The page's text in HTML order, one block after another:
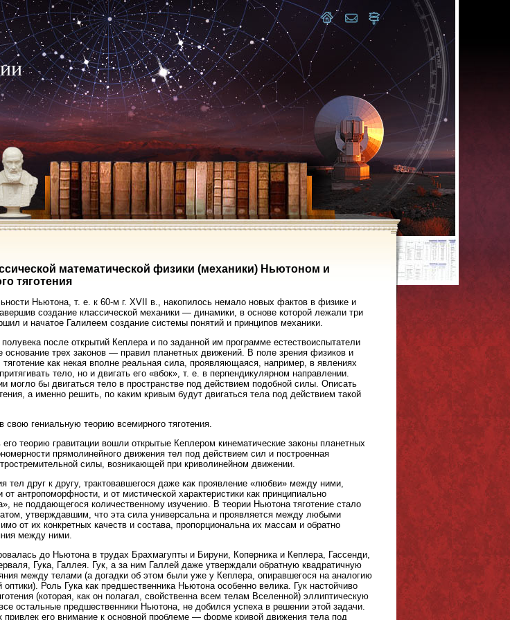
математической физики (механики) Ньютоном и
тяготения
Ньютона, т. е. к 60-м г. XVII в., накопилось немало новых фактов в физике и
создание классической механики — динамики, в основе которой лежали три
и начатое Галилеем создание системы понятий и принципов механики.
после открытий Кеплера и по заданной им программе естествоиспытатели
основание трех законов — правил планетных движений. В поле зрения физиков и
как некая вполне реальная сила, проявляющаяся, например, в явлениях
тело, но и двигать его «вбок», т. е. в перпендикулярном направлении.
могло бы двигаться тело в пространстве под действием подобной силы. Описать
а именно решить, по каким кривым будут двигаться тела под действием такой
гениальную теорию всемирного тяготения.
теорию гравитации вошли открытые Кеплером кинематические законы планетных
прямолинейного движения тел под действием сил и построенная
силы, возникающей при криволинейном движении.
тел друг к другу, трактовавшегося даже как проявление «любви» между ними,
антропоморфности, и от мистической характеристики как принципиально
не поддающегося количественному изучению. В теории Ньютона тяготение стало
утверждавшим, что эта сила универсальна и проявляется между любыми
от их конкретных качеств и состава, пропорциональна их массам и обратно
между ними.
до Ньютона в трудах Брахмагупты и Бируни, Коперника и Кеплера, Гассенди,
Гука, Галлея. Гук, а за ним Галлей даже утверждали обратную квадратичную
между телами (а догадки об этом были уже у Кеплера, опиравшегося на аналогию
оптики). Роль Гука как предшественника Ньютона особенно велика. Гук настойчиво
(которая, как он полагал, свойственна всем телам Вселенной) эллиптическую
остальные предшественники Ньютона, не добился успеха в решении этой задачи.
привлек его внимание к основной проблеме — форме кривой движения тела под